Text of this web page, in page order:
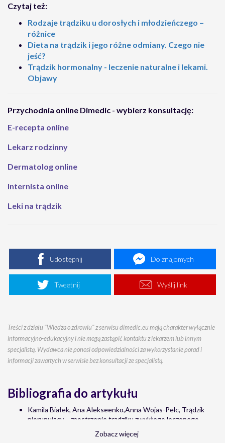
Czytaj też:
Rodzaje trądziku u dorosłych i młodzieńczego –
różnice
Dieta na trądzik i jego różne odmiany. Czego nie
jeść?
Trądzik hormonalny - leczenie naturalne i lekami.
Objawy
Przychodnia online Dimedic - wybierz konsultację:
E-recepta online
Lekarz rodzinny
Dermatolog online
Internista online
Leki na trądzik
Udostępnij Do znajomych
Tweetnij Wyślij link
Treści z działu "Wiedza o zdrowiu" z serwisu dimedic.eu mają charakter wyłącznie
informacyjno-edukacyjny i nie mogą zastąpić kontaktu z lekarzem lub innym
specjalistą. Wydawca nie ponosi odpowiedzialności za wykorzystanie porad i
informacji zawartych w serwisie bez konsultacji ze specjalistą.
Bibliografia do artykułu
Kamila Białek, Ana Alekseenko,Anna Wojas-Pelc, Trądzik
piorunujący – zaostrzenie trądziku zwykłego leczonego
Katarzyna Janda, Magdalena Chwiłkowska, Trądzik pospolity,
Zobacz więcej